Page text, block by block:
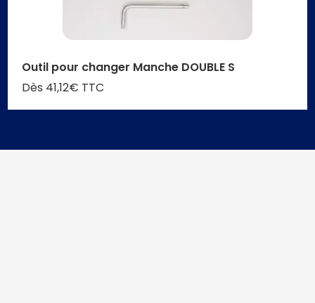
Outil pour changer Manche DOUBLE S
Dès 41,12€ TTC